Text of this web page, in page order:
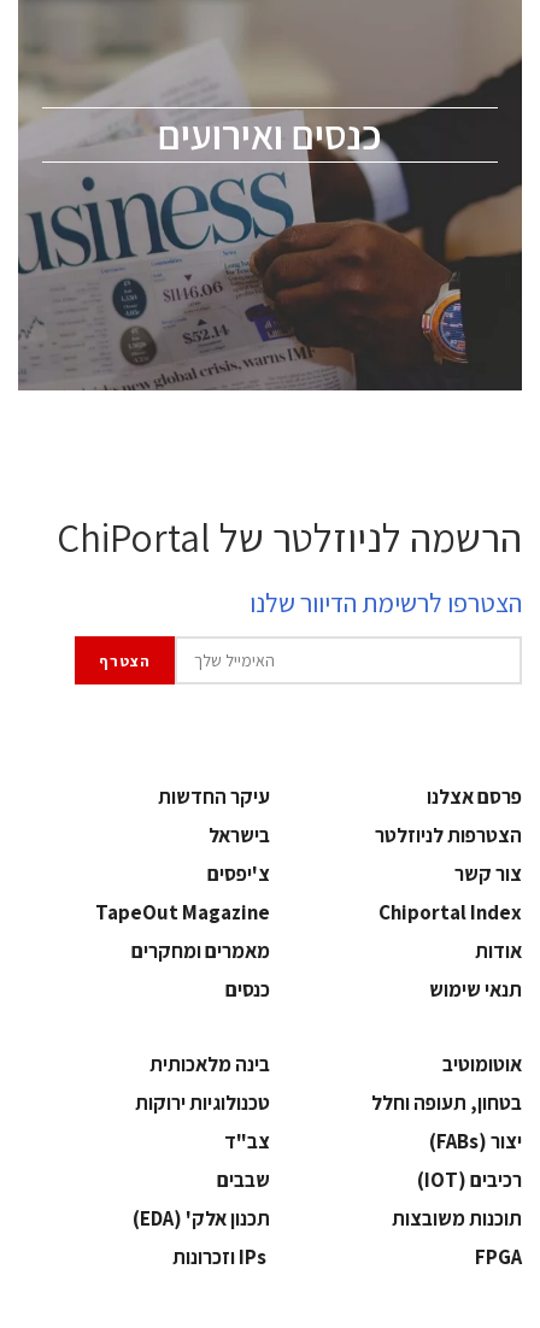
כנסים ואירועים
לכל העוסקים בתעשיית הסמיקונדקטור כולל מהנדסים,
ChipEx2026 will be held on May 12-13, 2026. The
conference is intended for everyone involved in the
semiconductor industry, including engineers,
professional experts, and senior executives.
לחץ לפרטים
הרשמה לניוזלטר של ChiPortal
הצטרפו לרשימת הדיוור שלנו
פרסם אצלנו
עיקר החדשות
הצטרפות לניוזלטר
בישראל
צור קשר
צ'יפסים
Chiportal Index
TapeOut Magazine
אודות
מאמרים ומחקרים
תנאי שימוש
כנסים
אוטומוטיב
בינה מלאכותית
בטחון, תעופה וחלל
‫טכנולוגיות ירוקות‬
‫יצור (‪(FABs‬‬
‫צב"ד‬
‫רכיבים‬ (IOT)
‫שבבים‬
‫תוכנות משובצות‬
‫תכנון אלק' (‪(EDA‬‬
‫‪FPGA‬‬